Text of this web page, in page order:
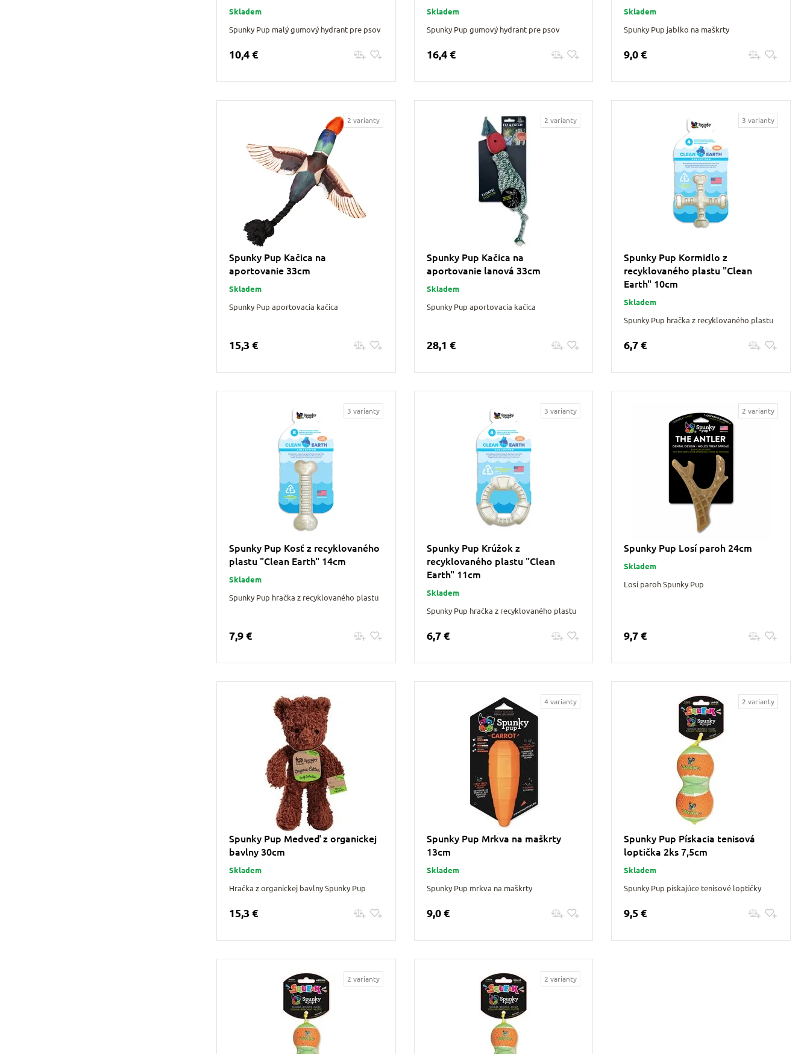
Skladem
Spunky Pup malý gumový hydrant pre psov
10,4 €
Skladem
Spunky Pup gumový hydrant pre psov
16,4 €
Skladem
Spunky Pup jablko na maškrty
9,0 €
2 varianty
Spunky Pup Kačica na
aportovanie 33cm
Skladem
Spunky Pup aportovacia kačica
15,3 €
2 varianty
Spunky Pup Kačica na
aportovanie lanová 33cm
Skladem
Spunky Pup aportovacia kačica
28,1 €
3 varianty
Spunky Pup Kormidlo z
recyklovaného plastu "Clean
Earth" 10cm
Skladem
Spunky Pup hračka z recyklovaného plastu
6,7 €
3 varianty
Spunky Pup Kosť z recyklovaného
plastu "Clean Earth" 14cm
Skladem
Spunky Pup hračka z recyklovaného plastu
7,9 €
3 varianty
Spunky Pup Krúžok z
recyklovaného plastu "Clean
Earth" 11cm
Skladem
Spunky Pup hračka z recyklovaného plastu
6,7 €
2 varianty
Spunky Pup Losí paroh 24cm
Skladem
Losí paroh Spunky Pup
9,7 €
Spunky Pup Medveď z organickej
bavlny 30cm
Skladem
Hračka z organickej bavlny Spunky Pup
15,3 €
4 varianty
Spunky Pup Mrkva na maškrty
13cm
Skladem
Spunky Pup mrkva na maškrty
9,0 €
2 varianty
Spunky Pup Pískacia tenisová
loptička 2ks 7,5cm
Skladem
Spunky Pup pískajúce tenisové loptičky
9,5 €
2 varianty 2 varianty